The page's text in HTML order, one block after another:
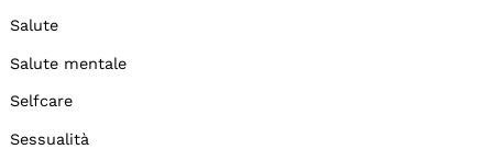
Salute
Salute mentale
Selfcare
Sessualità